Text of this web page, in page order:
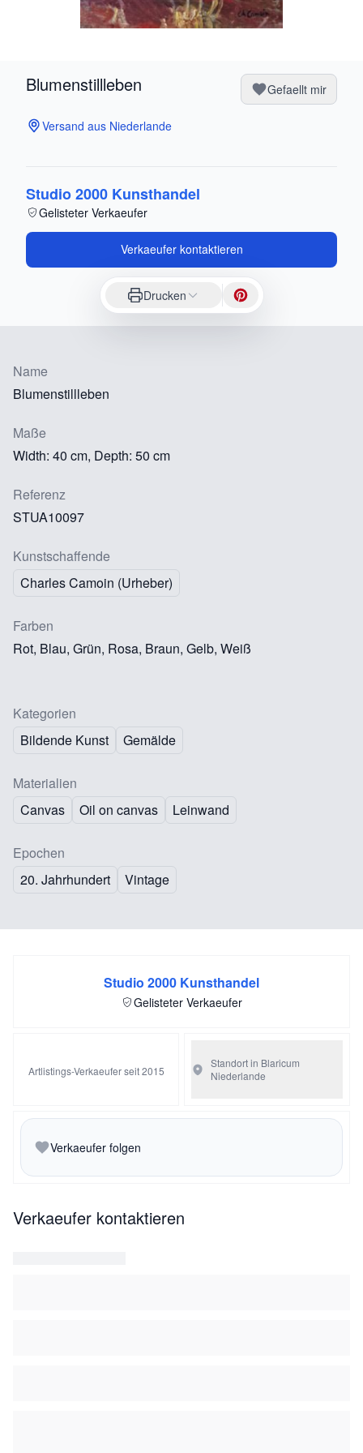
Blumenstillleben Gefaellt mir
Versand aus Niederlande
Studio 2000 Kunsthandel
Gelisteter Verkaeufer
Verkaeufer kontaktieren
Drucken
Name
Blumenstillleben
Maße
Width: 40 cm, Depth: 50 cm
Referenz
STUA10097
Kunstschaffende
Charles Camoin (Urheber)
Farben
Rot, Blau, Grün, Rosa, Braun, Gelb, Weiß
Kategorien
Bildende Kunst
Gemälde
Materialien
Canvas
Oil on canvas Leinwand
Epochen
20. Jahrhundert
Vintage
Studio 2000 Kunsthandel
Gelisteter Verkaeufer
Artlistings-Verkaeufer seit 2015
Standort in Blaricum
Niederlande
Verkaeufer folgen
Verkaeufer kontaktieren